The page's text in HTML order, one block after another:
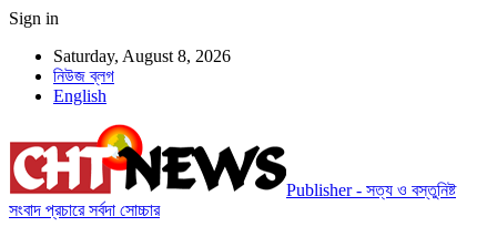
Sign in
Saturday, August 8, 2026
নিউজ ব্লগ
English
Publisher - সত্য ও বস্তুনিষ্ট
সংবাদ প্রচারে সর্বদা সোচ্চার